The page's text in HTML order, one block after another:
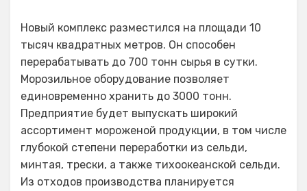
Новый комплекс разместился на площади 10
тысяч квадратных метров. Он способен
перерабатывать до 700 тонн сырья в сутки.
Морозильное оборудование позволяет
единовременно хранить до 3000 тонн.
Предприятие будет выпускать широкий
ассортимент мороженой продукции, в том числе
глубокой степени переработки из сельди,
минтая, трески, а также тихоокеанской сельди.
Из отходов производства планируется